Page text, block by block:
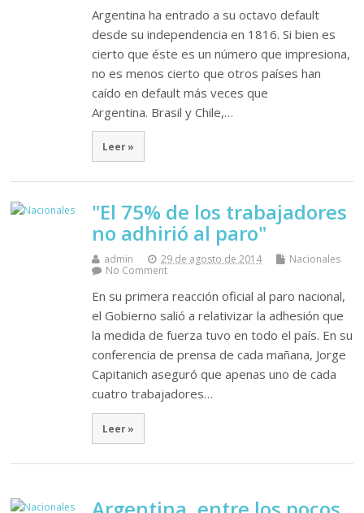
Argentina ha entrado a su octavo default
desde su independencia en 1816. Si bien es
cierto que éste es un número que impresiona,
no es menos cierto que otros países han
caído en default más veces que
Argentina. Brasil y Chile,…
Leer »
"El 75% de los trabajadores
no adhirió al paro"
admin 29 de agosto de 2014
Nacionales
No Comment
En su primera reacción oficial al paro nacional,
el Gobierno salió a relativizar la adhesión que
la medida de fuerza tuvo en todo el país. En su
conferencia de prensa de cada mañana, Jorge
Capitanich aseguró que apenas uno de cada
cuatro trabajadores…
Leer »